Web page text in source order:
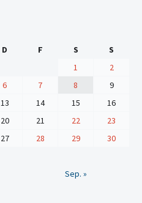
D F S
S
1
2
6 7 8
9
13 14 15
16
20 21 22
23
27 28 29
30
Sep. »